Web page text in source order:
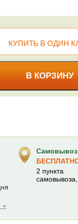
В КОРЗИНУ
КУПИТЬ В ОДИН
»
2 пункта
самовывоза,